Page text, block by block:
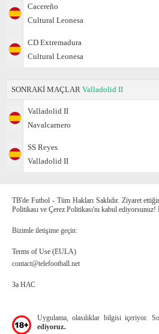
Cacereño
Cultural Leonesa
CD Extremadura
Cultural Leonesa
SONRAKİ MAÇLAR Valladolid II
Valladolid II
Navalcarnero
SS Reyes
Valladolid II
TB'de Futbol - Tüm Hakları Saklıdır. Ziyaret
Politikası ve Çerez Politikası'nı kabul
Bizimle iletişime geçin:
Terms of Use (EULA)
contact@telefootball.net
За НАС
Uygulama, olasılıklar bilgisi içeriyor.
ediyoruz.